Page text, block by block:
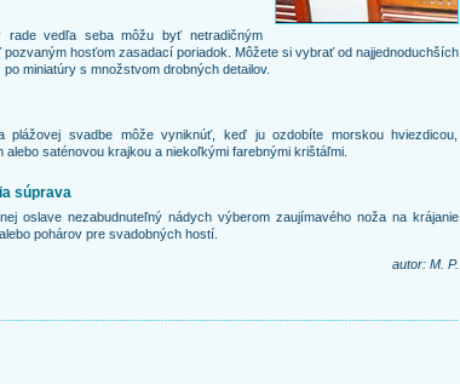
rade vedľa seba môžu byť netradičným
hosťom zasadací poriadok. Môžete si vybrať od najjednoduchších
miniatúry s množstvom drobných detailov.
plážovej svadbe môže vyniknúť, keď ju ozdobíte morskou hviezdicou,
alebo saténovou krajkou a niekoľkými farebnými krištáľmi.
súprava
oslave nezabudnuteľný nádych výberom zaujímavého noža na krájanie
pohárov pre svadobných hostí.
autor: M. P.